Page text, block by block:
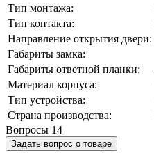
Тип монтажа:
Тип контакта:
Направление открытия двери:
Габариты замка:
Габариты ответной планки:
Материал корпуса:
Тип устройства:
Страна производства:
Вопросы 14
Задать вопрос о товаре